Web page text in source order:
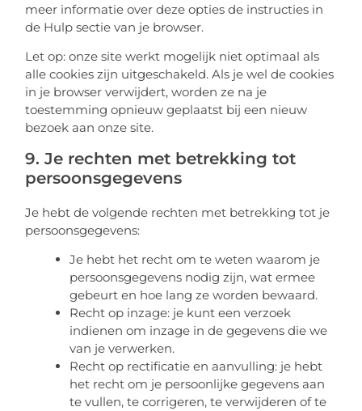
meer informatie over deze opties de instructies in
de Hulp sectie van je browser.
Let op: onze site werkt mogelijk niet optimaal als
alle cookies zijn uitgeschakeld. Als je wel de cookies
in je browser verwijdert, worden ze na je
toestemming opnieuw geplaatst bij een nieuw
bezoek aan onze site.
9. Je rechten met betrekking tot
persoonsgegevens
Je hebt de volgende rechten met betrekking tot je
persoonsgegevens:
Je hebt het recht om te weten waarom je
persoonsgegevens nodig zijn, wat ermee
gebeurt en hoe lang ze worden bewaard.
Recht op inzage: je kunt een verzoek
indienen om inzage in de gegevens die we
van je verwerken.
Recht op rectificatie en aanvulling: je hebt
het recht om je persoonlijke gegevens aan
te vullen, te corrigeren, te verwijderen of te